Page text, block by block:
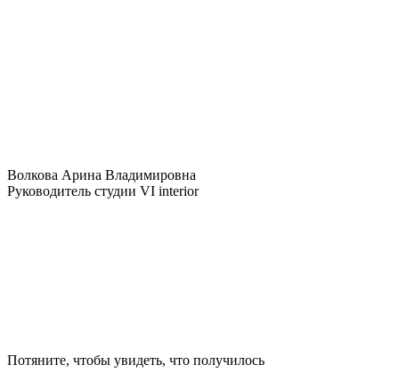
Волкова Арина Владимировна
Руководитель студии VI interior
Потяните, чтобы увидеть, что получилось